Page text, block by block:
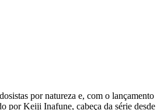
por natureza e, com o lançamento
por Keiji Inafune, cabeça da série desde